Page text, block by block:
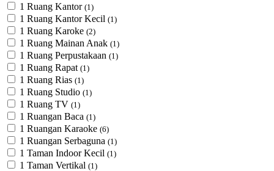
1 Ruang Kantor (1)
1 Ruang Kantor Kecil (1)
1 Ruang Karoke (2)
1 Ruang Mainan Anak (1)
1 Ruang Perpustakaan (1)
1 Ruang Rapat (1)
1 Ruang Rias (1)
1 Ruang Studio (1)
1 Ruang TV (1)
1 Ruangan Baca (1)
1 Ruangan Karaoke (6)
1 Ruangan Serbaguna (1)
1 Taman Indoor Kecil (1)
1 Taman Vertikal (1)